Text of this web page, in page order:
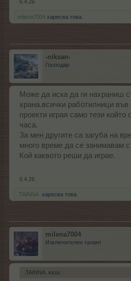
6.4.26
milena7004 харесва това.
-niksan-
Господар
Може да иска да ги нахраниш
храна.всички работилници
проекти играя само тези който
часа.
За мен другите са загуба на
много време да се занимавам с
Кой каквото реши да играе.
6.4.26
.TAINNA. харесва това.
milena7004
Изключителен талант
.TAINNA. каза: ↑